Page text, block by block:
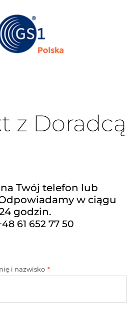
z Doradcą
Twój telefon lub
w ciągu
godzin.
61 652 77 50
i nazwisko